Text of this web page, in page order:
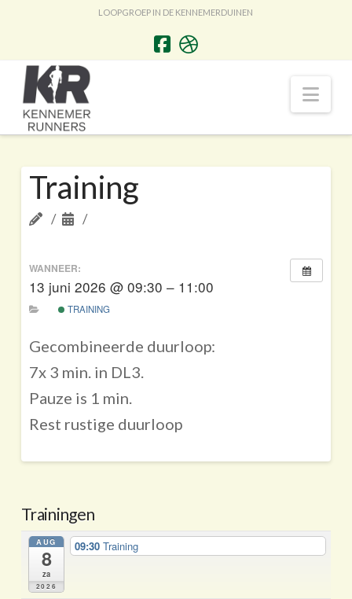
LOOPGROEP IN DE KENNEMERDUINEN
Training
WANNEER:
13 juni 2026 @ 09:30 – 11:00
TRAINING
Gecombineerde duurloop:
7x 3 min. in DL3.
Pauze is 1 min.
Rest rustige duurloop
Trainingen
AUG
8
za
2026
09:30Training